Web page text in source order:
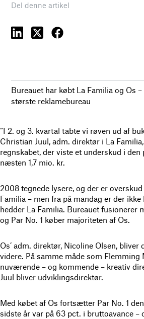
Del denne artikel
Bureauet har købt La Familia og Os
største reklamebureau
“I 2. og 3. kvartal tabte vi røven ud af
Christian Juul, adm. direktør i La
regnskabet, der viste et underskud i
næsten 1,7 mio. kr.
2008 tegnede lysere, og der er
Familia – men fra på mandag er der
hedder La Familia. Bureauet fusionerer
og Par No. 1 køber majoriteten af Os.
Os’ adm. direktør, Nicoline Olsen, bliver
videre. På samme måde som Flemming
nuværende – og kommende – kreativ
Juul bliver udviklingsdirektør.
Med købet af Os fortsætter Par No. 1
sidste år var på 63 pct. i bruttoavance –